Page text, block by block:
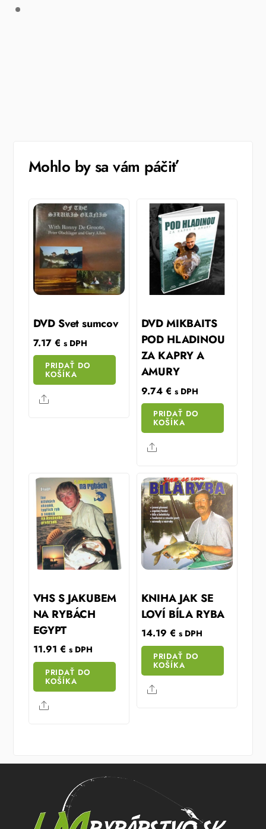
Mohlo by sa vám páčiť
DVD Svet sumcov
7.17 € s DPH
PRIDAŤ DO
KOŠÍKA
Share
DVD MIKBAITS
POD HLADINOU
ZA KAPRY A
AMURY
9.74 € s DPH
PRIDAŤ DO
KOŠÍKA
Share
VHS S JAKUBEM
NA RYBÁCH
EGYPT
11.91 € s DPH
PRIDAŤ DO
KOŠÍKA
Share
KNIHA JAK SE
LOVÍ BÍLA RYBA
14.19 € s DPH
PRIDAŤ DO
KOŠÍKA
Share